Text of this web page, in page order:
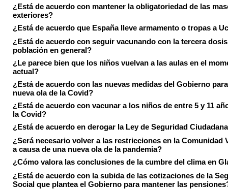
¿Está de acuerdo con mantener la obligatoriedad de las
exteriores?
¿Está de acuerdo que España lleve armamento o tropas a
¿Está de acuerdo con seguir vacunando con la tercera
población en general?
¿Le parece bien que los niños vuelvan a las aulas en el
actual?
¿Está de acuerdo con las nuevas medidas del Gobierno
nueva ola de la Covid?
¿Está de acuerdo con vacunar a los niños de entre 5 y 11
la Covid?
¿Está de acuerdo en derogar la Ley de Seguridad
¿Será necesario volver a las restricciones en la Comunidad
a causa de una nueva ola de la pandemia?
¿Cómo valora las conclusiones de la cumbre del clima en
¿Está de acuerdo con la subida de las cotizaciones de la
Social que plantea el Gobierno para mantener las